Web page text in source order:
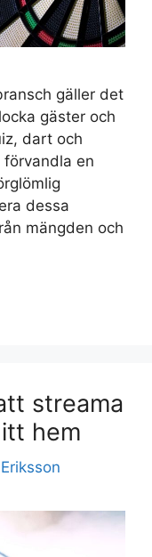
gäller det
gäster och
dart och
förvandla en
dessa
mängden och
streama
hem